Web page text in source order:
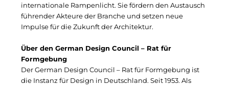
Gemeinde Taufkirchen
Gesangskollektiv Michael Ritter
H2Global
internationale Rampenlicht. Sie fördern den Austausch
führender Akteure der Branche und setzen neue
Impulse für die Zukunft der Architektur.
Über den German Design Council – Rat für
Formgebung
Der German Design Council – Rat für Formgebung ist
die Instanz für Design in Deutschland. Seit 1953. Als